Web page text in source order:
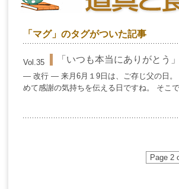
「マグ」のタグがついた記事
Vol.35 「いつも本当にありがとう
— 改行 — 来月6月１9日は、ご存じ父の日。
めて感謝の気持ちを伝える日ですね。 そこ
Page 2